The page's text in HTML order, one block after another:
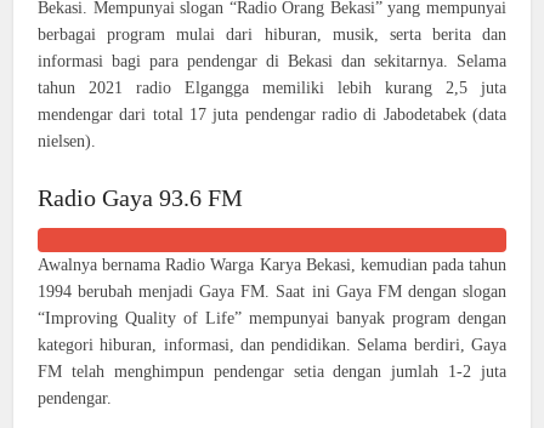
Bekasi. Mempunyai slogan “Radio Orang Bekasi” yang mempunyai
berbagai program mulai dari hiburan, musik, serta berita dan
informasi bagi para pendengar di Bekasi dan sekitarnya. Selama
tahun 2021 radio Elgangga memiliki lebih kurang 2,5 juta
mendengar dari total 17 juta pendengar radio di Jabodetabek (data
nielsen).
Radio Gaya 93.6 FM
Awalnya bernama Radio Warga Karya Bekasi, kemudian pada tahun
1994 berubah menjadi Gaya FM. Saat ini Gaya FM dengan slogan
“Improving Quality of Life” mempunyai banyak program dengan
kategori hiburan, informasi, dan pendidikan. Selama berdiri, Gaya
FM telah menghimpun pendengar setia dengan jumlah 1-2 juta
pendengar.